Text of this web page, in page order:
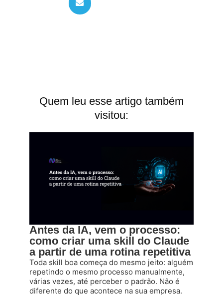
Quem leu esse artigo também
visitou:
Antes da IA, vem o processo:
como criar uma skill do Claude
a partir de uma rotina repetitiva
Toda skill boa começa do mesmo jeito: alguém
repetindo o mesmo processo manualmente,
várias vezes, até perceber o padrão. Não é
diferente do que acontece na sua empresa.